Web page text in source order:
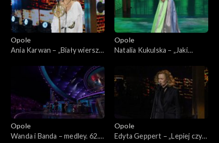
Trzcińskiego”
Opole
Ania Karwan – „Biały wiersz
tęsknoty – koncert pamięci
Wojciecha Trzcińskiego”
Opole
Natalia Kukulska – „Jaki
KFPP: „Małe tęsknoty –
koncert pamięci Wojciecha
Trzcińskiego”
Opole
Wanda i Banda – medley. 62.
Opole
Edyta Geppert – „Lepiej czyli